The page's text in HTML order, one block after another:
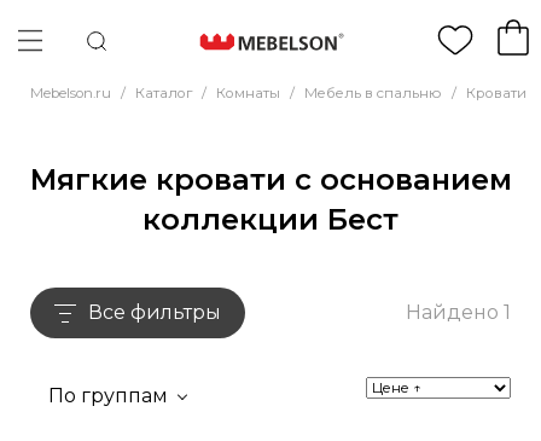
Mebelson.ru / Каталог / Комнаты / Мебель в спальню / Кровати
Мягкие кровати с основанием
коллекции Бест
Все фильтры Найдено 1
По группам